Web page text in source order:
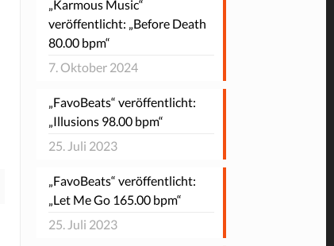
„Karmous Music“
veröffentlicht: „Before Death
80.00 bpm“
7. Oktober 2024
„FavoBeats“ veröffentlicht:
„Illusions 98.00 bpm“
25. Juli 2023
„FavoBeats“ veröffentlicht:
„Let Me Go 165.00 bpm“
25. Juli 2023